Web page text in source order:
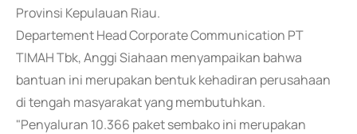
Provinsi Kepulauan Riau.
Departement Head Corporate Communication PT
TIMAH Tbk, Anggi Siahaan menyampaikan bahwa
bantuan ini merupakan bentuk kehadiran perusahaan
di tengah masyarakat yang membutuhkan.
"Penyaluran 10.366 paket sembako ini merupakan